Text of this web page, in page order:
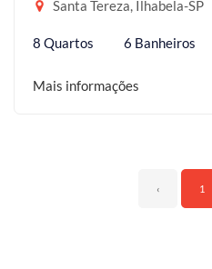
Santa Tereza, Ilhabela-SP
8 Quartos 6 Banheiros
Mais informações
‹ 1